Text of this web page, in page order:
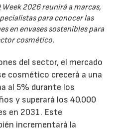
2026 reunirá a marcas,
para conocer las
en envases sostenibles para
cosmético.
del sector, el mercado
cosmético crecerá a una
al 5% durante los
y superará los 40.000
en 2031. Este
incrementará la